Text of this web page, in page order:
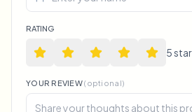
RATING
5star
YOUR REVIEW(optional)